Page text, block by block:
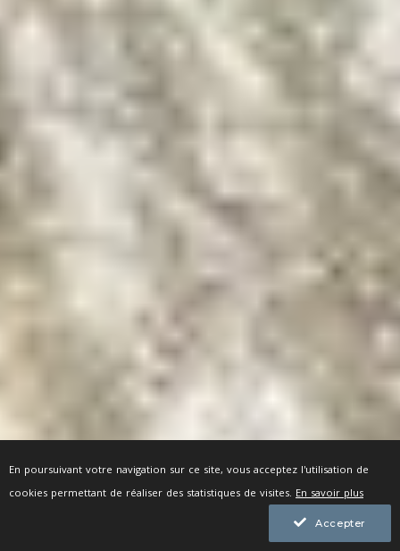
En poursuivant votre navigation sur ce site, vous acceptez l'utilisation de
cookies permettant de réaliser des statistiques de visites. En savoir plus
Accepter